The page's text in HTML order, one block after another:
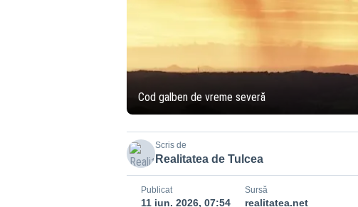
Cod galben de vreme severă
Scris de
Realitatea de Tulcea
Publicat
11 iun. 2026, 07:54
Sursă
realitatea.net